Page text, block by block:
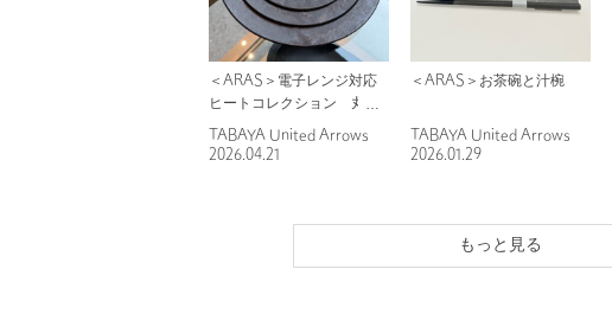
＜ARAS＞電子レンジ対応
ヒートコレクション 丸皿
シリーズ
TABAYA United Arrows
2026.04.21
＜ARAS＞お茶碗と汁椀
TABAYA United Arrows
2026.01.29
もっと見る